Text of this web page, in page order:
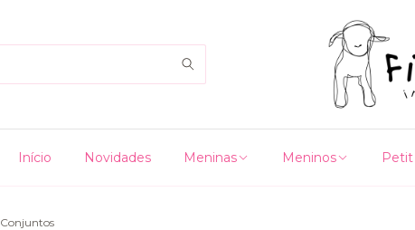
Início Novidades Meninas Meninos Petit
Conjuntos